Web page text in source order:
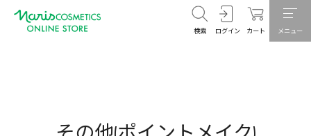
検索 ログイン カート メニュー